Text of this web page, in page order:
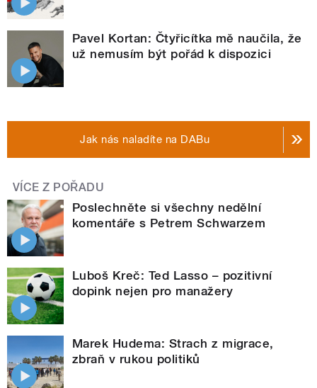
Pavel Kortan: Čtyřicítka mě naučila, že
už nemusím být pořád k dispozici
Jak nás naladíte na DABu
VÍCE Z POŘADU
Poslechněte si všechny nedělní
komentáře s Petrem Schwarzem
Luboš Kreč: Ted Lasso – pozitivní
dopink nejen pro manažery
Marek Hudema: Strach z migrace,
zbraň v rukou politiků